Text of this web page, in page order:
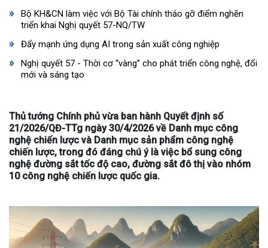
Bộ KH&CN làm việc với Bộ Tài chính tháo gỡ điểm nghẽn
triển khai Nghị quyết 57-NQ/TW
Đẩy mạnh ứng dụng AI trong sản xuất công nghiệp
Nghị quyết 57 - Thời cơ “vàng” cho phát triển công nghệ, đổi
mới và sáng tạo
Thủ tướng Chính phủ vừa ban hành Quyết định số
21/2026/QĐ-TTg ngày 30/4/2026 về Danh mục công
nghệ chiến lược và Danh mục sản phẩm công nghệ
chiến lược, trong đó đáng chú ý là việc bổ sung công
nghệ đường sắt tốc độ cao, đường sắt đô thị vào nhóm
10 công nghệ chiến lược quốc gia.